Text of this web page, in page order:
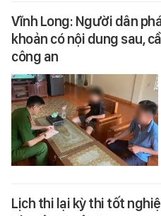
Vĩnh Long: Người dân
khoản có nội dung sau,
công an
Lịch thi lại kỳ thi tốt